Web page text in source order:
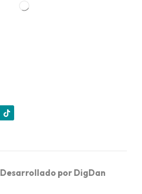
Desarrollado porDigDan